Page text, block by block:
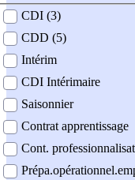
contrat
CDI (3)
CDD (5)
Intérim
CDI Intérimaire
Saisonnier
Contrat apprentissage
Cont.